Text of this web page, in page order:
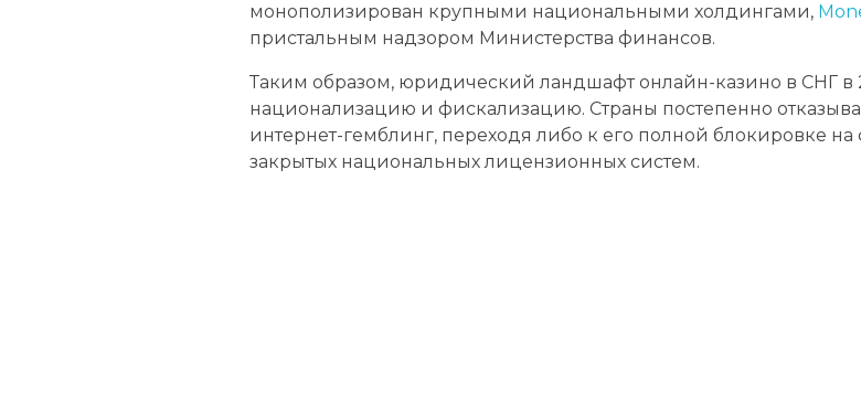
монополизирован крупными национальными холдингами,
пристальным надзором Министерства финансов.
Таким образом, юридический ландшафт онлайн-казино в СНГ в
национализацию и фискализацию. Страны постепенно
интернет-гемблинг, переходя либо к его полной блокировке
закрытых национальных лицензионных систем.